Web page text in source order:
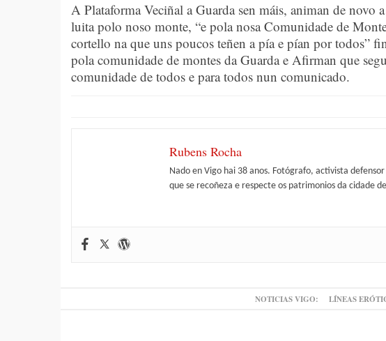
A Plataforma Veciñal a Guarda sen máis, animan de novo
luita polo noso monte, “e pola nosa Comunidade de
cortello na que uns poucos teñen a pía e pían por todos”
pola comunidade de montes da Guarda e Afirman que
comunidade de todos e para todos nun comunicado.
Rubens Rocha
Nado en Vigo hai 38 anos. Fotógrafo, activista
que se recoñeza e respecte os patrimonios da cidade
NOTICIAS VIGO: LÍNEAS